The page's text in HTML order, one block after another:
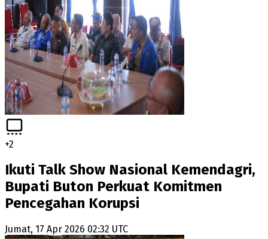
+2
Ikuti Talk Show Nasional Kemendagri,
Bupati Buton Perkuat Komitmen
Pencegahan Korupsi
Jumat, 17 Apr 2026 02:32 UTC